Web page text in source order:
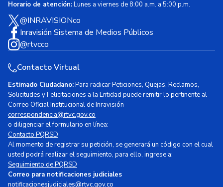
Horario de atención:Lunes a viernes de 8:00 a.m. a 5:00 p.m.
@INRAVISIONco
Inravisión Sistema de Medios Públicos
@rtvcco
Contacto Virtual
Estimado Ciudadano:Para radicar Peticiones, Quejas, Reclamos,
Solicitudes y Felicitaciones a la Entidad puede remitir lo pertinente al
Correo Oficial Institucional de Inravisión
correspondencia@rtvc.gov.co
o diligenciar el formulario en línea:
Contacto PQRSD
Al momento de registrar su petición, se generará un código con el cual
usted podrá realizar el seguimiento, para ello, ingrese a:
Seguimiento de PQRSD
Correo para notificaciones judiciales
notificacionesjudiciales@rtvc.gov.co